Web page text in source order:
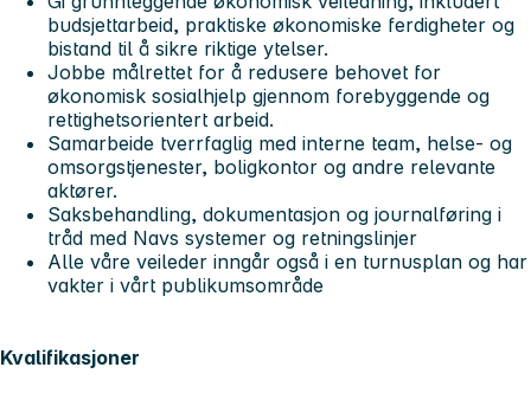
budsjettarbeid, praktiske økonomiske ferdigheter og
bistand til å sikre riktige ytelser.
Jobbe målrettet for å redusere behovet for
økonomisk sosialhjelp gjennom forebyggende og
rettighetsorientert arbeid.
Samarbeide tverrfaglig med interne team, helse- og
omsorgstjenester, boligkontor og andre relevante
aktører.
Saksbehandling, dokumentasjon og journalføring i
tråd med Navs systemer og retningslinjer
Alle våre veileder inngår også i en turnusplan og har
vakter i vårt publikumsområde
Kvalifikasjoner